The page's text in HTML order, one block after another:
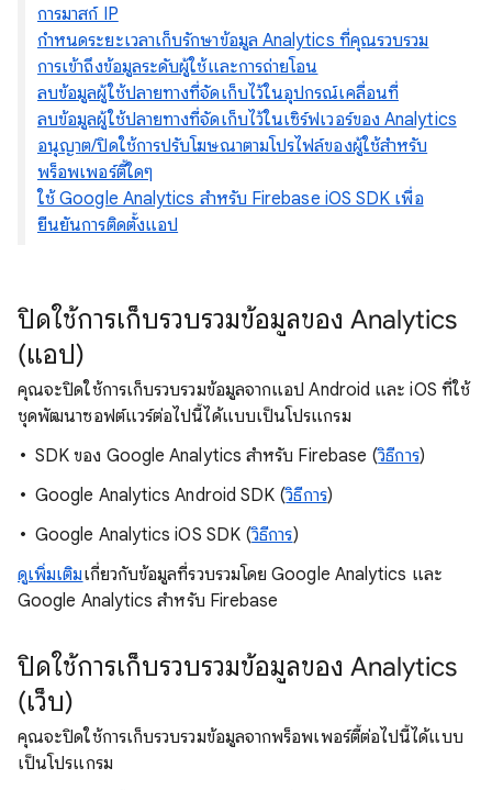
การมาสก์ IP
กำหนดระยะเวลาเก็บรักษาข้อมูล Analytics ที่คุณรวบรวม
การเข้าถึงข้อมูลระดับผู้ใช้และการถ่ายโอน
ลบข้อมูลผู้ใช้ปลายทางที่จัดเก็บไว้ในอุปกรณ์เคลื่อนที่
ลบข้อมูลผู้ใช้ปลายทางที่จัดเก็บไว้ในเซิร์ฟเวอร์ของ Analytics
อนุญาต/ปิดใช้การปรับโฆษณาตามโปรไฟล์ของผู้ใช้สำหรับ
พร็อพเพอร์ตี้ใดๆ
ใช้ Google Analytics สำหรับ Firebase iOS SDK เพื่อ
ยืนยันการติดตั้งแอป
ปิดใช้การเก็บรวบรวมข้อมูลของ Analytics
(แอป)
คุณจะปิดใช้การเก็บรวบรวมข้อมูลจากแอป Android และ iOS ที่ใช้
ชุดพัฒนาซอฟต์แวร์ต่อไปนี้ได้แบบเป็นโปรแกรม
SDK ของ Google Analytics สําหรับ Firebase (วิธีการ)
Google Analytics Android SDK (วิธีการ)
Google Analytics iOS SDK (วิธีการ)
ดูเพิ่มเติมเกี่ยวกับข้อมูลที่รวบรวมโดย Google Analytics และ
Google Analytics สำหรับ Firebase
ปิดใช้การเก็บรวบรวมข้อมูลของ Analytics
(เว็บ)
คุณจะปิดใช้การเก็บรวบรวมข้อมูลจากพร็อพเพอร์ตี้ต่อไปนี้ได้แบบ
เป็นโปรแกรม